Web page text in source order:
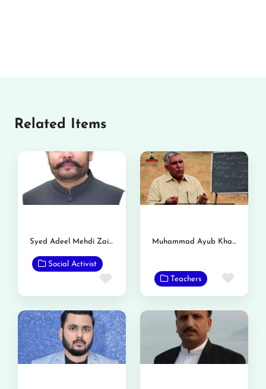
Related Items
Syed Adeel Mehdi Zaidi (Moon Shah)
Social Activist
Favorite
Muhammad Ayub Khan ( Master Ayub)
Teachers